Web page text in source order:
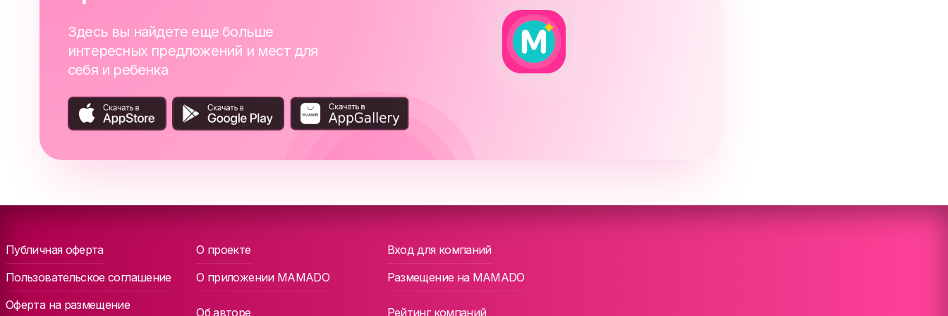
Здесь вы найдете еще больше
интересных предложений и мест для
себя и ребенка
Публичная оферта О проекте
Вход для компаний
Пользовательское соглашение
О приложении MAMADO
Размещение на MAMADO
Оферта на размещение
Об авторе Рейтинг компаний